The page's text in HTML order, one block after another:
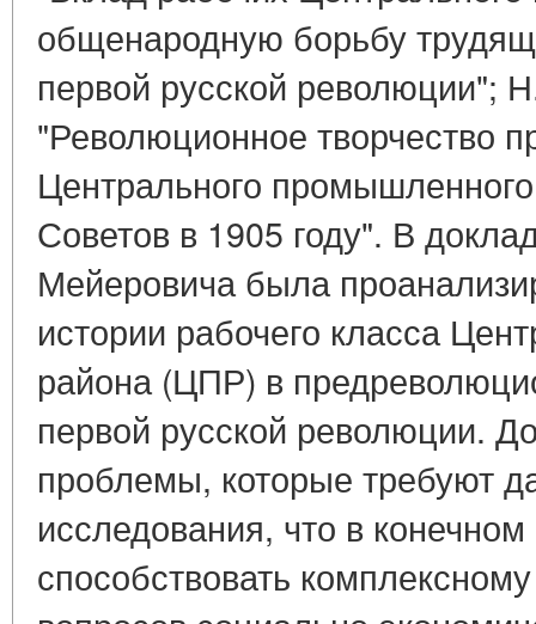
общенародную борьбу
первой русской революции";
"Революционное творчество
Центрального
Советов в 1905 году". В
Мейеровича была
истории рабочего класса
района (ЦПР) в
первой русской революции.
проблемы, которые требуют
исследования, что в
способствовать